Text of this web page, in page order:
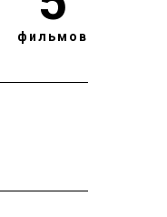
фильмов